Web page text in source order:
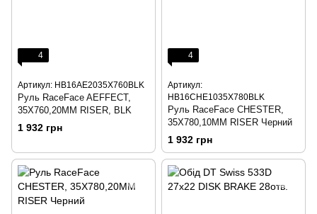
4
Артикул: HB16AE2035X760BLK
Руль RaceFace AEFFECT,
35X760,20MM RISER, BLK
1 932 грн
4
Артикул:
HB16CHE1035X780BLK
Руль RaceFace CHESTER,
35X780,10MM RISER Черний
1 932 грн